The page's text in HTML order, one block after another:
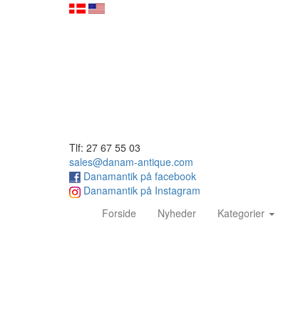
Tlf: 27 67 55 03
sales@danam-antique.com
Danamantik på facebook
Danamantik på Instagram
Forside (current)Nyheder Kategorier